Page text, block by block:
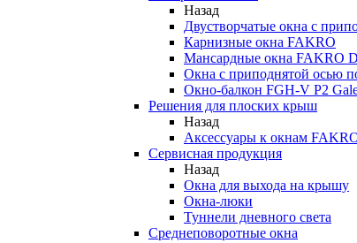
Назад
Двустворчатые окна с
Карнизные окна FAKRO
Мансардные окна FAKRO
Окна с приподнятой осью
Окно-балкон FGH-V P2
Решения для плоских крыш
Назад
Аксессуары к окнам
Сервисная продукция
Назад
Окна для выхода на крышу
Окна-люки
Туннели дневного света
Среднеповоротные окна